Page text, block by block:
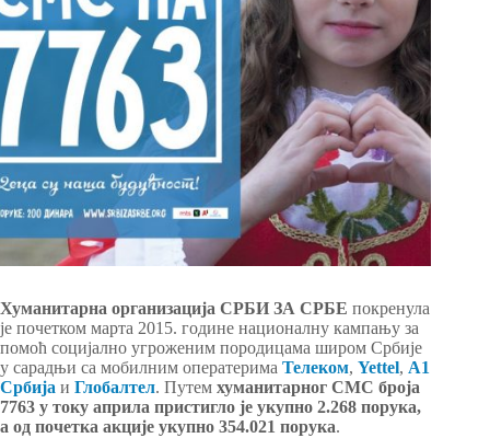
Хуманитарна организација СРБИ ЗА СРБЕ покренула
је почетком марта 2015. године националну кампању за
помоћ социјално угроженим породицама широм Србије
у сарадњи са мобилним оператерима Телеком, Yettel, А1
Србија и Глобалтел. Путем хуманитарног СМС броја
7763 у току априла пристигло је укупно 2.268 порука,
а од почетка акције укупно 354.021 порука.